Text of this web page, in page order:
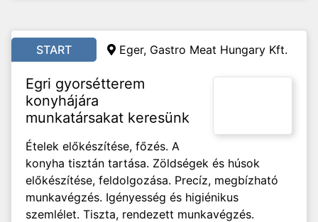
START Eger, Gastro Meat Hungary Kft.
Egri gyorsétterem
konyhájára
munkatársakat keresünk
Ételek előkészítése, főzés. A
konyha tisztán tartása. Zöldségek és húsok
előkészítése, feldolgozása. Precíz, megbízható
munkavégzés. Igényesség és higiénikus
szemlélet. Tiszta, rendezett munkavégzés.